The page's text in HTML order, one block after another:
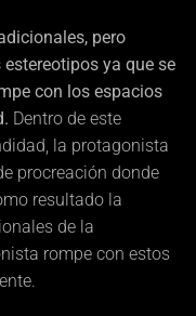
pero
ya que se
con los espacios
Dentro de este
la protagonista
procreación donde
resultado la
de la
rompe con estos